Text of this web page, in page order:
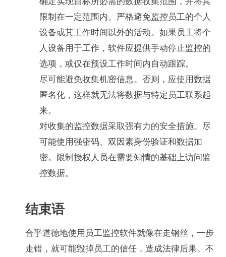
限制在一定范围内。严格避免监控员工的个人
设备或其工作时间以外的活动。如果员工将个
人设备用于工作，软件应提供手动停止监控的
选项，或仅在预设工作时间内自动跟踪。
尽可能避免收集机密信息。否则，应使用数据
匿名化，这样就无法将数据与特定员工联系起
来。
对收集的监控数据采取强有力的安全措施。尽
可能使用强密码、双因素身份验证和数据加
密。限制授权人员在需要知情的基础上访问监
控数据。
结束语
合乎道德地使用员工监控软件就像在走钢丝，一步
走错，就可能毁掉员工的信任，造成法律后果。不